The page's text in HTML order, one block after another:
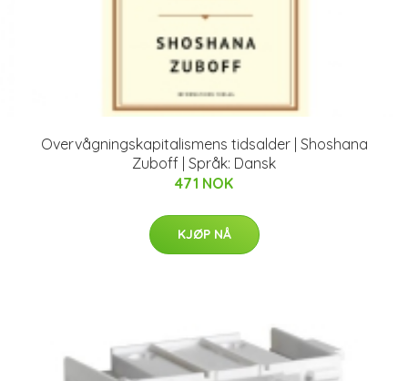
Overvågningskapitalismens tidsalder | Shoshana
Zuboff | Språk: Dansk
471 NOK
KJØP NÅ